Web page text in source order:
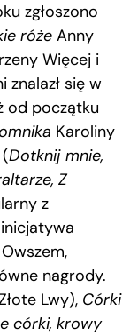
zgłoszono
róże Anny
Więcej i
się w
od początku
Karoliny
Dotknij mnie,
Z
z
nagrody.
Lwy), Córki
córki, krowy